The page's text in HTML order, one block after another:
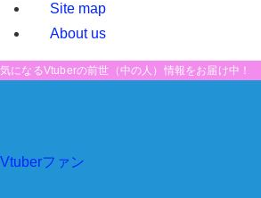
Site map
About us
気になるVtuberの前世（中の人）情報をお届け中！
Vtuberファン